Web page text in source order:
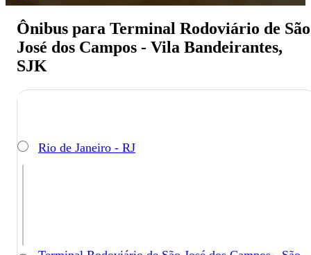
Ônibus para Terminal Rodoviário de São
José dos Campos - Vila Bandeirantes,
SJK
Rio de Janeiro - RJ